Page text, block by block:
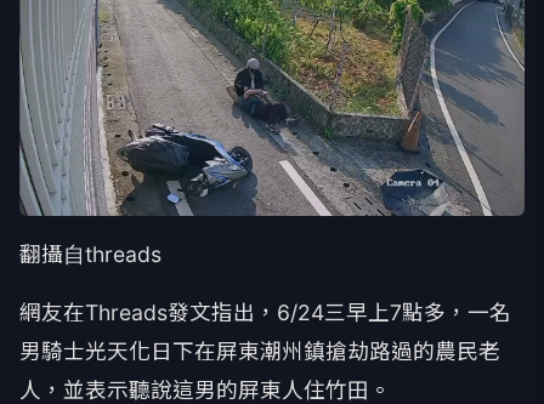
翻攝自threads
網友在Threads發文指出，6/24三早上7點多，一名
男騎士光天化日下在屏東潮州鎮搶劫路過的農民老
人，並表示聽說這男的屏東人住竹田。